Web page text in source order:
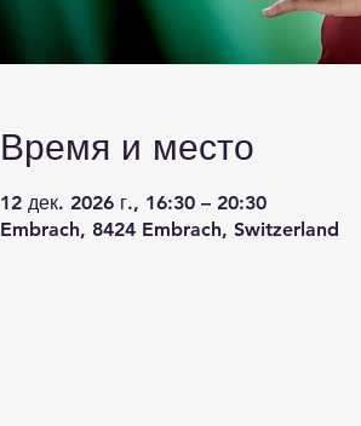
Время и место
12 дек. 2026 г., 16:30 – 20:30
Embrach, 8424 Embrach, Switzerland